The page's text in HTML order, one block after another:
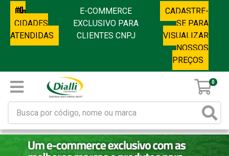
CIDADES
ATENDIDAS
E-COMMERCE
EXCLUSIVO PARA
CLIENTES CNPJ
CADASTRE-
SE PARA
VISUALIZAR
NOSSOS
PREÇOS
0